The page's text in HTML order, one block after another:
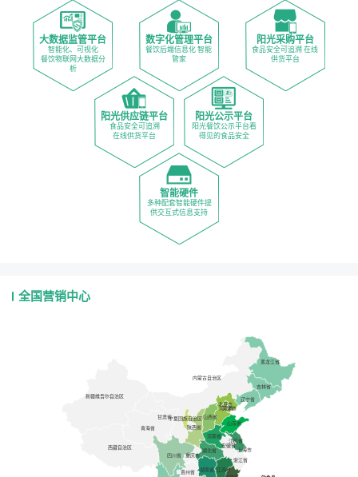
大数据监管平台
智能化、可视化
餐饮物联网大数据分
析
数字化管理平台
餐饮后端信息化 智能
管家
阳光采购平台
食品安全可追溯 在线
供货平台
阳光供应链平台
食品安全可追溯
在线供货平台
阳光公示平台
阳光餐饮公示平台看
得见的食品安全
智能硬件
多种配套智能硬件提
供交互式信息支持
全国营销中心